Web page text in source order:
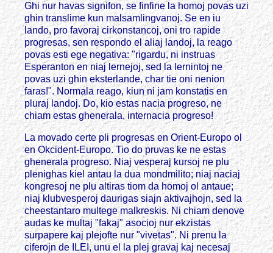
Ghi nur havas signifon, se finfine la homoj povas uzi
ghin translime kun malsamlingvanoj. Se en iu
lando, pro favoraj cirkonstancoj, oni tro rapide
progresas, sen respondo el aliaj landoj, la reago
povas esti ege negativa: "rigardu, ni instruas
Esperanton en niaj lernejoj, sed la lernintoj ne
povas uzi ghin eksterlande, char tie oni nenion
faras!". Normala reago, kiun ni jam konstatis en
pluraj landoj. Do, kio estas nacia progreso, ne
chiam estas ghenerala, internacia progreso!
La movado certe pli progresas en Orient-Europo ol
en Okcident-Europo. Tio do pruvas ke ne estas
ghenerala progreso. Niaj vesperaj kursoj ne plu
plenighas kiel antau la dua mondmilito; niaj naciaj
kongresoj ne plu altiras tiom da homoj ol antaue;
niaj klubvesperoj daurigas siajn aktivajhojn, sed la
cheestantaro multege malkreskis. Ni chiam denove
audas ke multaj "fakaj" asocioj nur ekzistas
surpapere kaj plejofte nur "vivetas". Ni prenu la
ciferojn de ILEI, unu el la plej gravaj kaj necesaj